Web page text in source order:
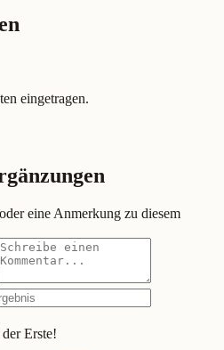
eingetragen.
eine Anmerkung zu diesem
Erste!